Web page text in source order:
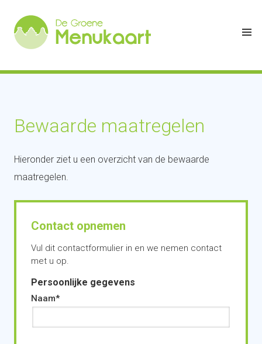
Bewaarde maatregelen
Hieronder ziet u een overzicht van de bewaarde
maatregelen.
Contact opnemen
Vul dit contactformulier in en we nemen contact
met u op.
Persoonlijke gegevens
Naam